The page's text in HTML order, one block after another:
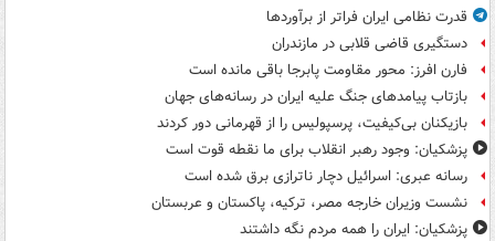
قدرت نظامی ایران فراتر از برآوردها
دستگیری قاضی قلابی در مازندران
فارن افرز: محور مقاومت پابرجا باقی مانده است
بازتاب پیامدهای جنگ علیه ایران در رسانه‌های جهان
بازیکنان بی‌کیفیت، پرسپولیس را از قهرمانی دور کردند
پزشکیان: وجود رهبر انقلاب برای ما نقطه قوت است
رسانه عبری: اسرائیل دچار ناترازی برق شده است
نشست وزیران خارجه مصر، ترکیه، پاکستان و عربستان
پزشکیان: ایران را همه مردم نگه داشتند